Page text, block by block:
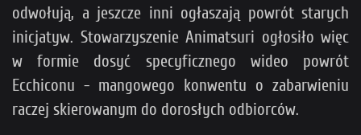
odwołują, a jeszcze inni ogłaszają powrót starych
inicjatyw. Stowarzyszenie Animatsuri ogłosiło więc
w formie dosyć specyficznego wideo powrót
Ecchiconu - mangowego konwentu o zabarwieniu
raczej skierowanym do dorosłych odbiorców.